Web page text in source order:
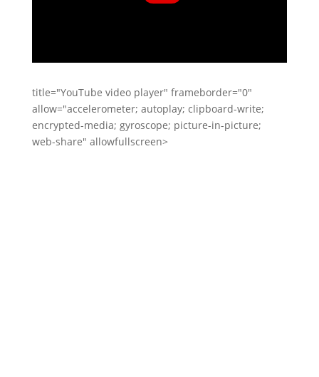
title="YouTube video player" frameborder="0"
allow="accelerometer; autoplay; clipboard-write;
encrypted-media; gyroscope; picture-in-picture;
web-share" allowfullscreen>